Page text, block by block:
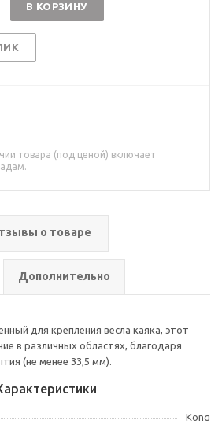
В КОРЗИНУ
товара (под ценой) включает
о товаре
Дополнительно
для крепления весла каяка, этот
в различных областях, благодаря
(не менее 33,5 мм).
Kong